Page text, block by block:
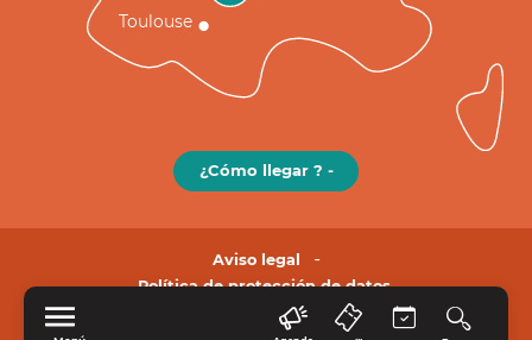
Toulouse
¿Cómo llegar ? -
Aviso legal
Política de protección de datos.